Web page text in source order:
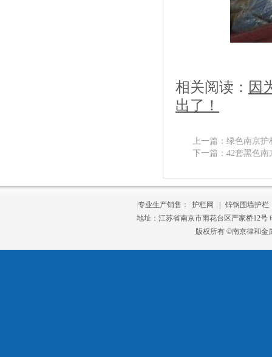
相关阅读： 因
出了！
上一篇： 绿色南京护
下一篇： 42套黑色南
专业生产销售： 护栏网
锌钢围墙护栏
地址：江苏省南京市雨花台区严家桥12号
版权所有 ©南京律和金